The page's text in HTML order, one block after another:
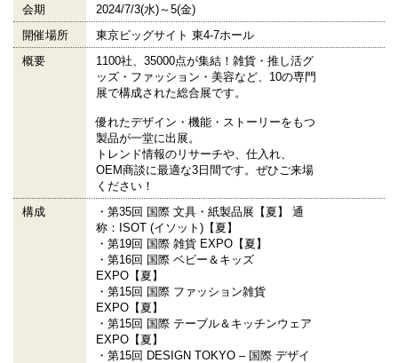
会期
2024/7/3(水)～5(金)
開催場所
東京ビッグサイト 東4-7ホール
概要
1100社、35000点が集結！雑貨・推し活グ
ッズ・ファッション・美容など、10の専門
展で構成された総合展です。
優れたデザイン・機能・ストーリーをもつ
製品が一堂に出展。
トレンド情報のリサーチや、仕入れ、
OEM商談に最適な3日間です。ぜひご来場
ください！
構成
・第35回 国際 文具・紙製品展【夏】 通
称：ISOT (イソット)【夏】
・第19回 国際 雑貨 EXPO【夏】
・第16回 国際 ベビー＆キッズ
EXPO【夏】
・第15回 国際 ファッション雑貨
EXPO【夏】
・第15回 国際 テーブル＆キッチンウェア
EXPO【夏】
・第15回 DESIGN TOKYO – 国際 デザイ